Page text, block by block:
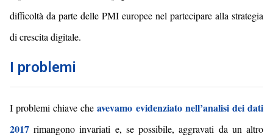
difficoltà da parte delle PMI europee nel partecipare alla strategia
di crescita digitale.
I problemi
I problemi chiave che avevamo evidenziato nell’analisi dei dati
2017 rimangono invariati e, se possibile, aggravati da un altro